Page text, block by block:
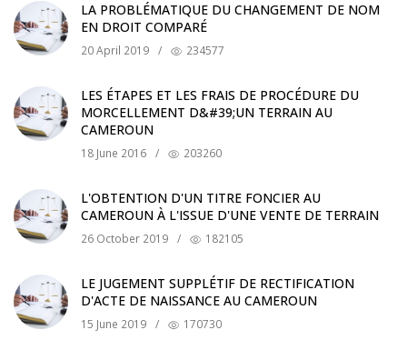
LA PROBLÉMATIQUE DU CHANGEMENT DE NOM
EN DROIT COMPARÉ
20 April 2019 / 234577
LES ÉTAPES ET LES FRAIS DE PROCÉDURE DU
MORCELLEMENT D&#39;UN TERRAIN AU
CAMEROUN
18 June 2016 / 203260
L'OBTENTION D'UN TITRE FONCIER AU
CAMEROUN À L'ISSUE D'UNE VENTE DE TERRAIN
26 October 2019 / 182105
LE JUGEMENT SUPPLÉTIF DE RECTIFICATION
D'ACTE DE NAISSANCE AU CAMEROUN
15 June 2019 / 170730